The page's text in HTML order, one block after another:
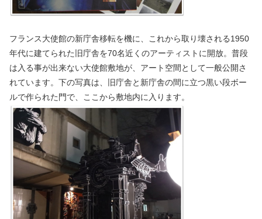
フランス大使館の新庁舎移転を機に、これから取り壊される1950
年代に建てられた旧庁舎を70名近くのアーティストに開放。普段
は入る事が出来ない大使館敷地が、アート空間として一般公開さ
れています。下の写真は、旧庁舎と新庁舎の間に立つ黒い段ボー
ルで作られた門で、ここから敷地内に入ります。